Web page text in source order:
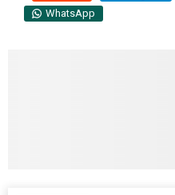
WhatsApp